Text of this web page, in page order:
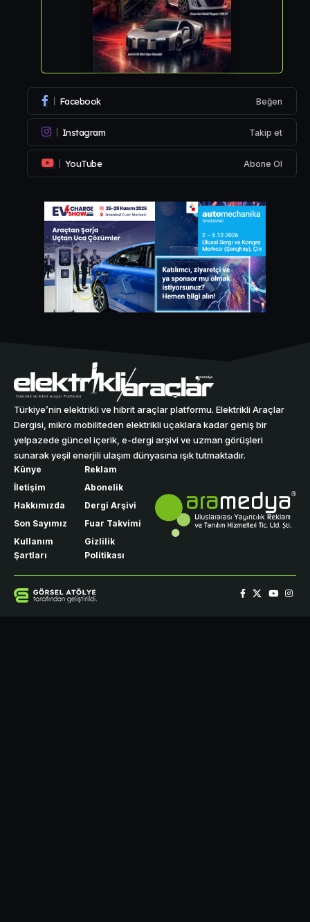
Facebook Beğen
Instagram Takip et
YouTube Abone Ol
Türkiye’nin elektrikli ve hibrit araçlar platformu. Elektrikli Araçlar
Dergisi, mikro mobiliteden elektrikli uçaklara kadar geniş bir
yelpazede güncel içerik, e-dergi arşivi ve uzman görüşleri
sunarak yeşil enerjili ulaşım dünyasına ışık tutmaktadır.
Künye
İletişim
Hakkımızda
Son Sayımız
Kullanım
Şartları
Reklam
Abonelik
Dergi Arşivi
Fuar Takvimi
Gizlilik
Politikası